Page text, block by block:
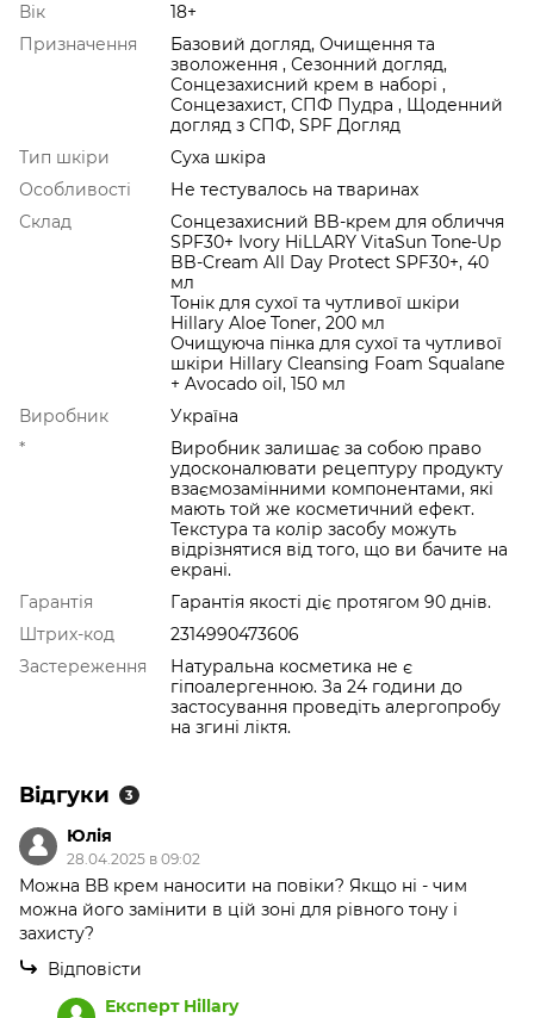
Вік
18+
Призначення
Базовий догляд, Очищення та
зволоження , Сезонний догляд,
Сонцезахисний крем в наборі ,
Сонцезахист, СПФ Пудра , Щоденний
догляд з СПФ, SPF Догляд
Тип шкіри
Суха шкіра
Особливості
Не тестувалось на тваринах
Склад
Сонцезахисний BB-крем для обличчя
SPF30+ Ivory HiLLARY VitaSun Tone-Up
BB-Cream All Day Protect SPF30+, 40
мл
Тонік для сухої та чутливої шкіри
Hillary Aloe Toner, 200 мл
Очищуюча пінка для сухої та чутливої
шкіри Hillary Cleansing Foam Squalane
+ Avocado oil, 150 мл
Виробник
Україна
*
Виробник залишає за собою право
удосконалювати рецептуру продукту
взаємозамінними компонентами, які
мають той же косметичний ефект.
Текстура та колір засобу можуть
відрізнятися від того, що ви бачите на
екрані.
Гарантія
Гарантія якості діє протягом 90 днів.
Штрих-код
2314990473606
Застереження
Натуральна косметика не є
гіпоалергенною. За 24 години до
застосування проведіть алергопробу
на згині ліктя.
Відгуки 3
Юлія
28.04.2025 в 09:02
Можна ВВ крем наносити на повіки? Якщо ні - чим
можна його замінити в цій зоні для рівного тону і
захисту?
Відповісти
Експерт Hillary